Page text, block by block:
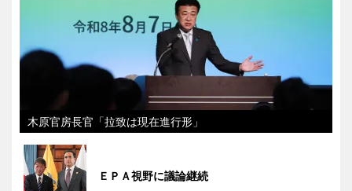
木原官房長官「拉致は現在進行形」
ＥＰＡ視野に議論継続